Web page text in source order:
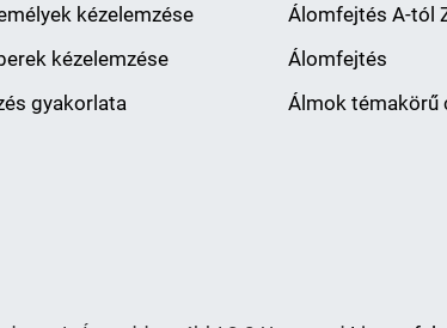
kézelemzése
kézelemzése
gyakorlata
Álomfejtés A-tól
Álomfejtés
Álmok témakörű